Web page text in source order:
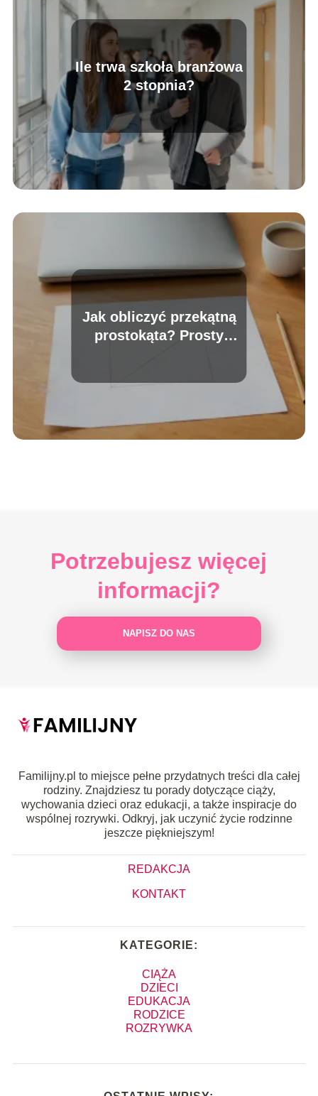
Ile trwa szkoła branżowa
2 stopnia?
Jak obliczyć przekątną
prostokąta? Prosty
Potrzebujesz więcej
informacji?
NAPISZ DO NAS
Familijny.pl to miejsce pełne przydatnych treści dla całej
rodziny. Znajdziesz tu porady dotyczące ciąży,
wychowania dzieci oraz edukacji, a także inspiracje do
wspólnej rozrywki. Odkryj, jak uczynić życie rodzinne
jeszcze piękniejszym!
REDAKCJA
KONTAKT
KATEGORIE:
CIĄŻA
DZIECI
EDUKACJA
RODZICE
ROZRYWKA